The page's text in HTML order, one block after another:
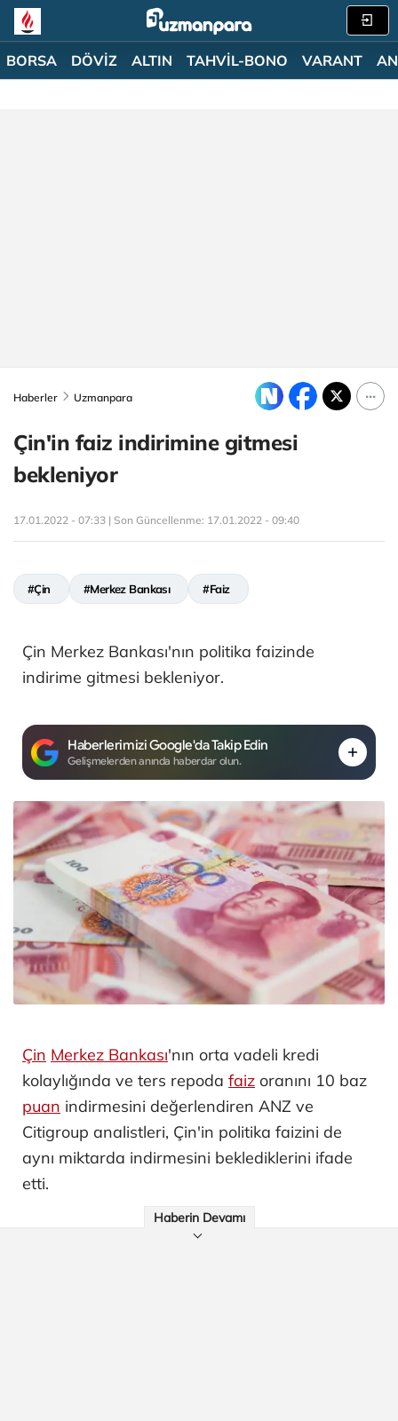
BORSA DÖVİZ ALTIN TAHVİL-BONO VARANT
Haberler Uzmanpara
Çin'in faiz indirimine gitmesi
bekleniyor
17.01.2022 - 07:33 | Son Güncellenme: 17.01.2022 - 09:40
#Çin #Merkez Bankası #Faiz
Çin Merkez Bankası'nın politika faizinde
indirime gitmesi bekleniyor.
Haberlerimizi Google'da Takip Edin
Gelişmelerden anında haberdar olun.
Çin Merkez Bankası'nın orta vadeli kredi
kolaylığında ve ters repoda faiz oranını 10 baz
puan indirmesini değerlendiren ANZ ve
Citigroup analistleri, Çin'in politika faizini de
aynı miktarda indirmesini beklediklerini ifade
etti.
Haberin Devamı